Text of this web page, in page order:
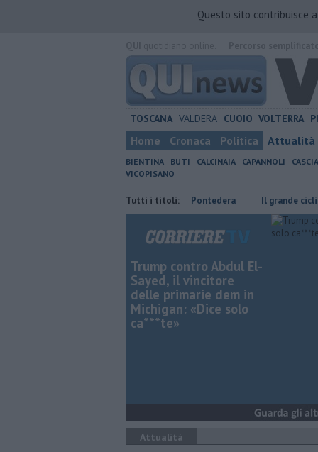
Questo sito contribuisce
TOSCANA VALDERA CUOIO VOLTERRA
Home Cronaca Politica Attualità
BIENTINA BUTI CALCINAIA CAPANNOLI
VICOPISANO
Tutti i titoli:
Svelato il girone del Pontedera Il grande ciclismo si
Trump contro Abdul El-
Sayed, il vincitore
delle primarie dem in
Michigan: «Dice solo
ca***te»
Attualità